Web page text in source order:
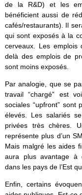
de la R&D) et les
bénéficient aussi de
cafés/restaurants). Il
qui sont exposés à la
cerveaux. Les emplois
delà des emplois de
sont moins exposés.
Par analogie, que se
travail “chargé” est
sociales “upfront” sont
élevés. Les salariés
privées très chères.
représente plus d’un
Mais malgré les aides
aura plus avantage à
dans les pays de l’Est
Enfin, certains